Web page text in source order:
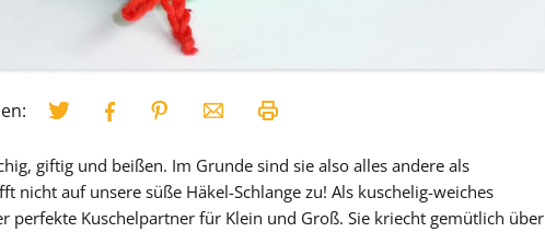
giftig und beißen. Im Grunde sind sie also alles andere als
nicht auf unsere süße Häkel-Schlange zu! Als kuschelig-weiches
perfekte Kuschelpartner für Klein und Groß. Sie kriecht gemütlich über